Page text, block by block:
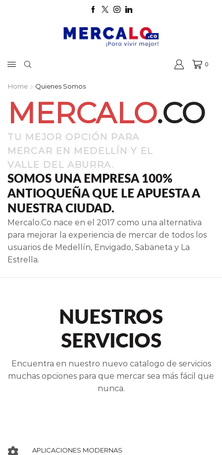
0
Home Quienes Somos
MERCALO.CO
TU MEJOR OPCIÓN PARA
MERCAR EN MEDELLÍN Y EL
VALLE DEL ABURRA.
SOMOS UNA EMPRESA 100%
ANTIOQUEÑA QUE LE APUESTA A
NUESTRA CIUDAD.
Mercalo.Co nace en el 2017 como una alternativa
para mejorar la experiencia de mercar de todos los
usuarios de Medellín, Envigado, Sabaneta y La
Estrella.
NUESTROS
SERVICIOS
Encuentra en nuestro nuevo catalogo de servicios
muchas opciones para que mercar sea más fácil que
nunca.
APLICACIONES MODERNAS